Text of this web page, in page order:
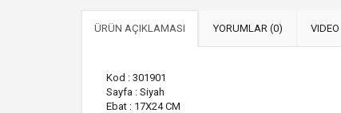
ÜRÜN AÇIKLAMASI YORUMLAR (0) VIDEO
Kod : 301901
Sayfa : Siyah
Ebat : 17X24 CM